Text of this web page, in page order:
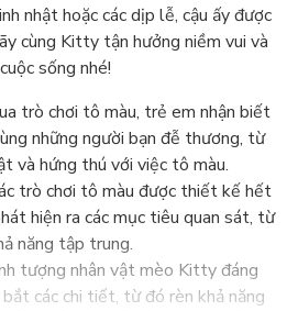
nhật hoặc các dịp lễ, cậu ấy được
cùng Kitty tận hưởng niềm vui và
sống nhé!
trò chơi tô màu, trẻ em nhận biết
những người bạn đễ thương, từ
và hứng thú với việc tô màu.
trò chơi tô màu được thiết kế hết
hiện ra các mục tiêu quan sát, từ
năng tập trung.
tượng nhân vật mèo Kitty đáng
các chi tiết, từ đó rèn khả năng